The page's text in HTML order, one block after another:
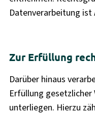
Datenverarbeitung ist
Zur Erfüllung
Darüber hinaus
Erfüllung
unterliegen. Hierzu